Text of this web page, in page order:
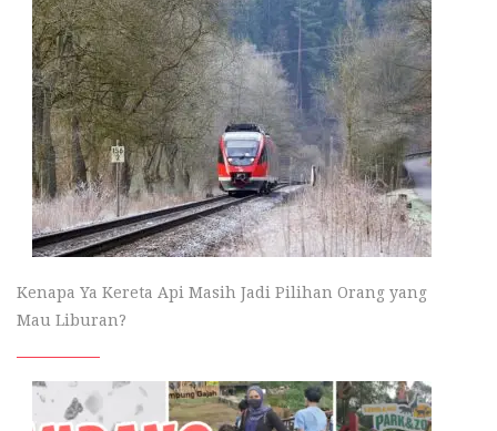
Kenapa Ya Kereta Api Masih Jadi Pilihan Orang yang
Mau Liburan?